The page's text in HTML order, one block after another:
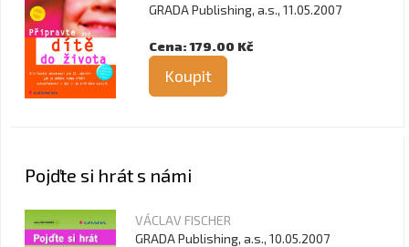
GRADA Publishing, a.s., 11.05.2007
Cena: 179.00 Kč
Koupit
Pojďte si hrát s námi
VÁCLAV FISCHER
GRADA Publishing, a.s., 10.05.2007